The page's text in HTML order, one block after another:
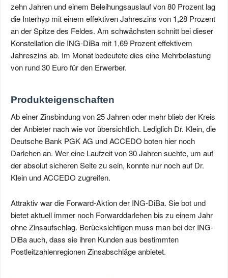
zehn Jahren und einem Beleihungsauslauf von 80 Prozent lag
die Interhyp mit einem effektiven Jahreszins von 1,28 Prozent
an der Spitze des Feldes. Am schwächsten schnitt bei dieser
Konstellation die ING-DiBa mit 1,69 Prozent effektivem
Jahreszins ab. Im Monat bedeutete dies eine Mehrbelastung
von rund 30 Euro für den Erwerber.
Produkteigenschaften
Ab einer Zinsbindung von 25 Jahren oder mehr blieb der Kreis
der Anbieter nach wie vor übersichtlich. Lediglich Dr. Klein, die
Deutsche Bank PGK AG und ACCEDO boten hier noch
Darlehen an. Wer eine Laufzeit von 30 Jahren suchte, um auf
der absolut sicheren Seite zu sein, konnte nur noch auf Dr.
Klein und ACCEDO zugreifen.
Attraktiv war die Forward-Aktion der ING-DiBa. Sie bot und
bietet aktuell immer noch Forwarddarlehen bis zu einem Jahr
ohne Zinsaufschlag. Berücksichtigen muss man bei der ING-
DiBa auch, dass sie ihren Kunden aus bestimmten
Postleitzahlenregionen Zinsabschläge anbietet.